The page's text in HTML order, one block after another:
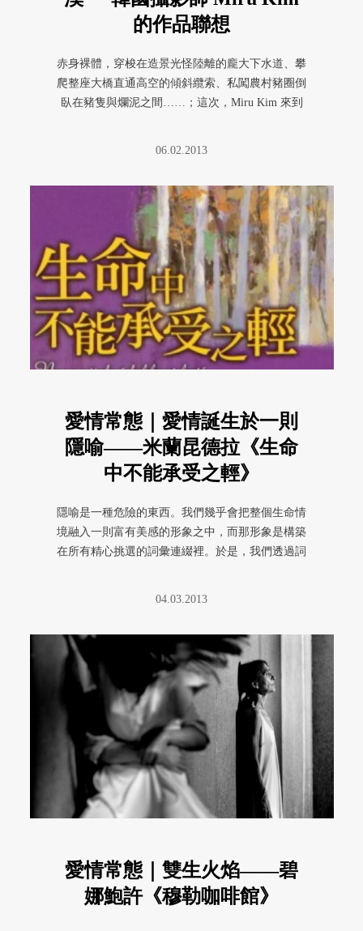
的作品聯想
赤身裸體，穿梭在造景光怪陸離的龐大下水道、攀
爬整座大橋直通高空的傾斜纜索、私闖農村豬圈倒
臥在豬隻與爛泥之間……；這次，Miru Kim 來到
06.02.2013
愛情常態｜愛情誕生於一則
隱喻——米蘭昆德拉《生命
中不能承受之輕》
隱喻是一種危險的東西。我們幾乎會把整個生命情
境融入一則富有美感的形象之中，而那形象是構築
在所有精心挑選的詞彙連綴裡。於是，我們透過詞
04.03.2013
愛情常態｜雙生火焰——碧
娜鮑許《穆勒咖啡館》